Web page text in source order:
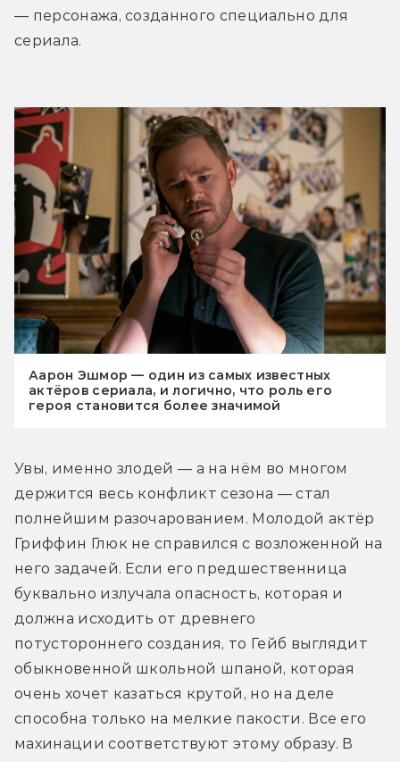
— персонажа, созданного специально для
сериала.
Аарон Эшмор — один из самых известных
актёров сериала, и логично, что роль его
героя становится более значимой
Увы, именно злодей — а на нём во многом
держится весь конфликт сезона — стал
полнейшим разочарованием. Молодой актёр
Гриффин Глюк не справился с возложенной на
него задачей. Если его предшественница
буквально излучала опасность, которая и
должна исходить от древнего
потустороннего создания, то Гейб выглядит
обыкновенной школьной шпаной, которая
очень хочет казаться крутой, но на деле
способна только на мелкие пакости. Все его
махинации соответствуют этому образу. В